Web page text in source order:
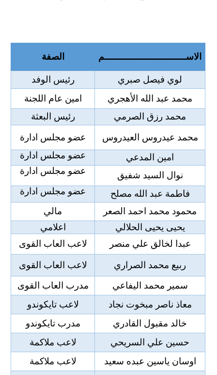
الاســــــــــــــــــــــــــــم الصفة
لوي فيصل صبري
رئيس الوفد
محمد عبد الله الأهجري
امين عام اللجنة
محمد رزق الصرمي
رئيس البعثة
محمد عيدروس العيدروس
عضو مجلس ادارة
امين المدعي
عضو مجلس ادارة
نوال السيد شفيق
عضو مجلس ادارة
فاطمة عبد الله مصلح
عضو مجلس ادارة
محمود محمد احمد الصعر
مالي
يحيى يحيى الحلالي
اعلامي
عبدا لخالق علي منصر
لاعب العاب القوى
ربيع محمد الصراري
لاعب العاب القوى
سمير محمد اليفاعي
مدرب العاب القوى
معاذ ناصر مبخوت نجاد
لاعب تايكوندو
خالد مقبول القادري
مدرب تايكوندو
حسين علي السريحي
لاعب ملاكمة
اوسان ياسين عبده سعيد
لاعب ملاكمة